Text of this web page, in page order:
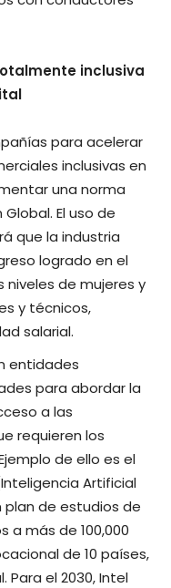
inclusiva
para acelerar
inclusivas en
una norma
El uso de
que la industria
logrado en el
de mujeres y
y técnicos,
salarial.
entidades
para abordar la
a las
requieren los
de ello es el
Artificial
de estudios de
a más de 100,000
de 10 países,
Para el 2030, Intel